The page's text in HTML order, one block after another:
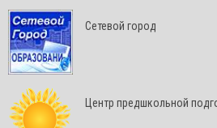
Сетевой город
Центр предшкольной